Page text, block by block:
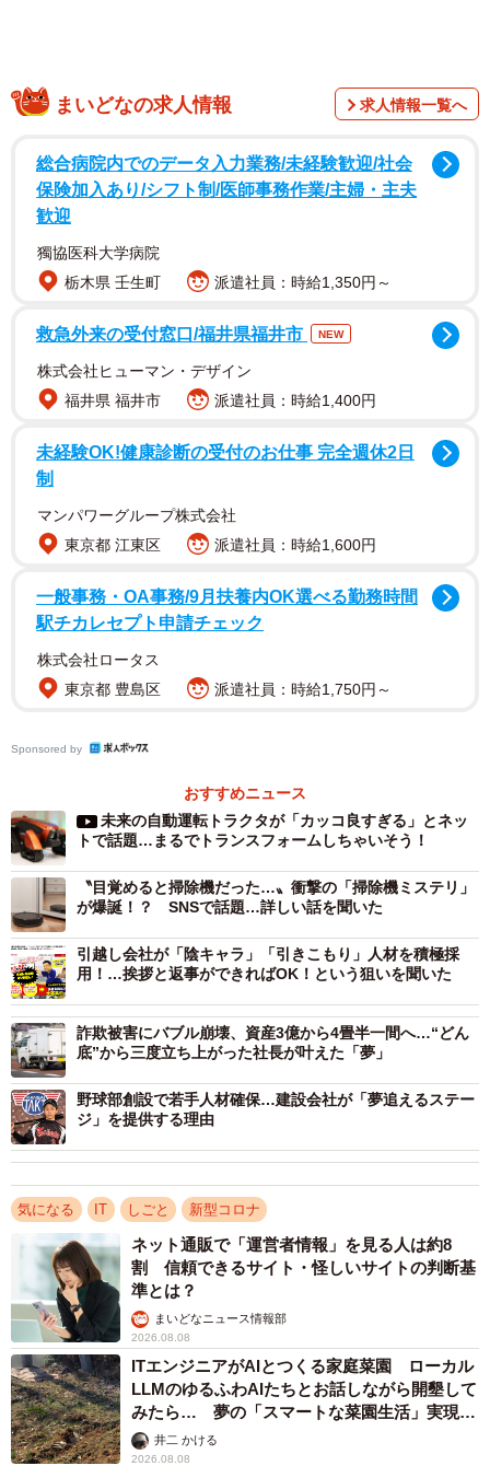
「Foodly」は、食品工場のベルトコンベアのラインなどで
人と並びながら弁当の盛り付け作業などができる協働ロボ
ット。導入されれば、工場で慢性的に不足している人手を
のリスクも低減されるという。さらに、人との間に設置す
ればコロナ禍における作業現場での「3密」を避けられソー
シャルディスタンスも保てるとあって、工場内の作業にも
「Foodly」の導入で、工場内の慢性的な人手不足の解消や人の毛髪や爪
などの異物混入のリスクも低減されるほか、人との間に設置すればコロ
ナ禍における作業現場での「3密」回避に一役を買いそうだ（提供画像）
ベンチャー企業が食品盛り付けAIロボットを開
発、人手不足などに一役か
「Foodly」の開発は、食品工場内の人手不足の解消やウィ
ルス・異物混入の対策として2016年からスタート。もとも
と弁当のおかずの盛り付け作業などはロボットによる自動
化が難しいとされていたが、今回ディープラーニング（深
層学習）を活用した AI 搭載のロボット開発を実現した。
ばら積みの食材をトング型の手で1つ1つ認識してピッキン
「Foodly」。人と隣り合わせで安全に作業ができるよう小
柄な成人サイズ（高さ:153cm、重さ：35kg、横幅：
40cm）にしたという。
また、各工場の条件・作業に合わせてあらかじめプログラ
ミングを設定しておくので、担当の派遣社員などがタッチ
パネルで画面の指示に従って簡単に操作が可能。さらに1台
に複数の食材・容器を登録すれば、さまざまななラインに
も対応できるようになっている。
まいどなの求人情報 求人情報一覧へ
総合病院内でのデータ入力業務/未経験歓迎/社会
保険加入あり/シフト制/医師事務作業/主婦・主夫
歓迎
獨協医科大学病院
栃木県 壬生町
派遣社員：時給1,350円～
救急外来の受付窓口/福井県福井市 NEW
株式会社ヒューマン・デザイン
福井県 福井市
派遣社員：時給1,400円
未経験OK!健康診断の受付のお仕事 完全週休2日
制
マンパワーグループ株式会社
東京都 江東区
派遣社員：時給1,600円
一般事務・OA事務/9月扶養内OK選べる勤務時間
駅チカレセプト申請チェック
株式会社ロータス
東京都 豊島区
派遣社員：時給1,750円～
Sponsored by
おすすめニュース
未来の自動運転トラクタが「カッコ良すぎる」とネッ
トで話題…まるでトランスフォームしちゃいそう！
〝目覚めると掃除機だった…〟衝撃の「掃除機ミステリ」
が爆誕！？ SNSで話題…詳しい話を聞いた
引越し会社が「陰キャラ」「引きこもり」人材を積極採
用！…挨拶と返事ができればOK！という狙いを聞いた
詐欺被害にバブル崩壊、資産3億から4畳半一間へ…“どん
底”から三度立ち上がった社長が叶えた「夢」
野球部創設で若手人材確保…建設会社が「夢追えるステー
ジ」を提供する理由
気になる IT しごと 新型コロナ
ネット通販で「運営者情報」を見る人は約8
割 信頼できるサイト・怪しいサイトの判断基
準とは？
まいどなニュース情報部
2026.08.08
ITエンジニアがAIとつくる家庭菜園 ローカル
LLMのゆるふわAIたちとお話しながら開墾して
みたら… 夢の「スマートな菜園生活」実現な
るか井二 かける
2026.08.08